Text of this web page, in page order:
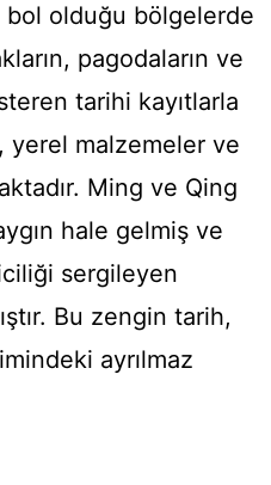
bol olduğu bölgelerde
pagodaların ve
tarihi kayıtlarla
yerel malzemeler ve
Ming ve Qing
hale gelmiş ve
sergileyen
Bu zengin tarih,
ayrılmaz